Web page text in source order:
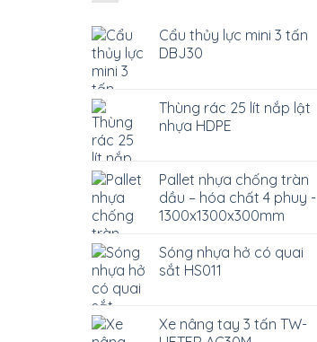
Cẩu thủy lực mini 3 tấn
DBJ30
Thùng rác 25 lít nắp lật
nhựa HDPE
Pallet nhựa chống tràn
dầu – hóa chất 4 phuy -
1300x1300x300mm
Sóng nhựa hở có quai
sắt HS011
Xe nâng tay 3 tấn TW-